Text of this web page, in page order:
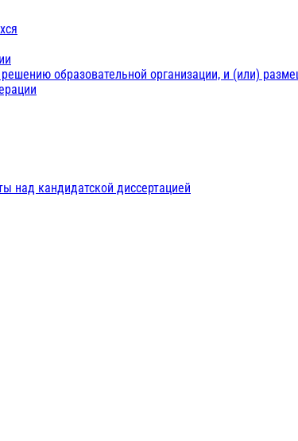
образовательной организации, и (или)
над кандидатской диссертацией